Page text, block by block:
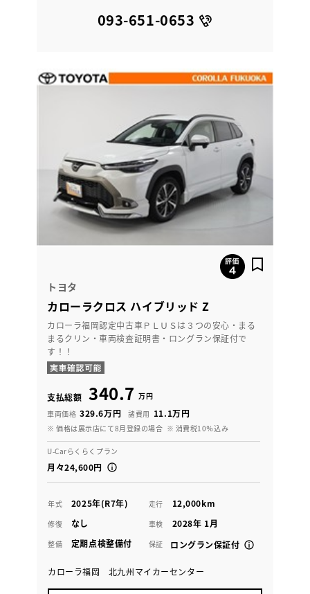
093-651-0653
トヨタ
カローラクロス ハイブリッド Z
カローラ福岡認定中古車ＰＬＵＳは３つの安心・まる
まるクリン・車両検査証明書・ロングラン保証付で
す！！
支払総額 340.7 万円
車両価格 329.6万円 諸費用 11.1万円
※ 価格は展示店にて8月登録の場合 ※ 消費税10％込み
U-Carらくらくプラン
月々24,600円
年式 2025年(R7年) 走行 12,000km
修復 なし 車検 2028年 1月
整備 定期点検整備付 保証 ロングラン保証付
カローラ福岡 北九州マイカーセンター